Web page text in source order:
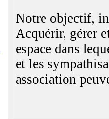
Notre objectif,
Acquérir, gérer
espace dans
et les
association